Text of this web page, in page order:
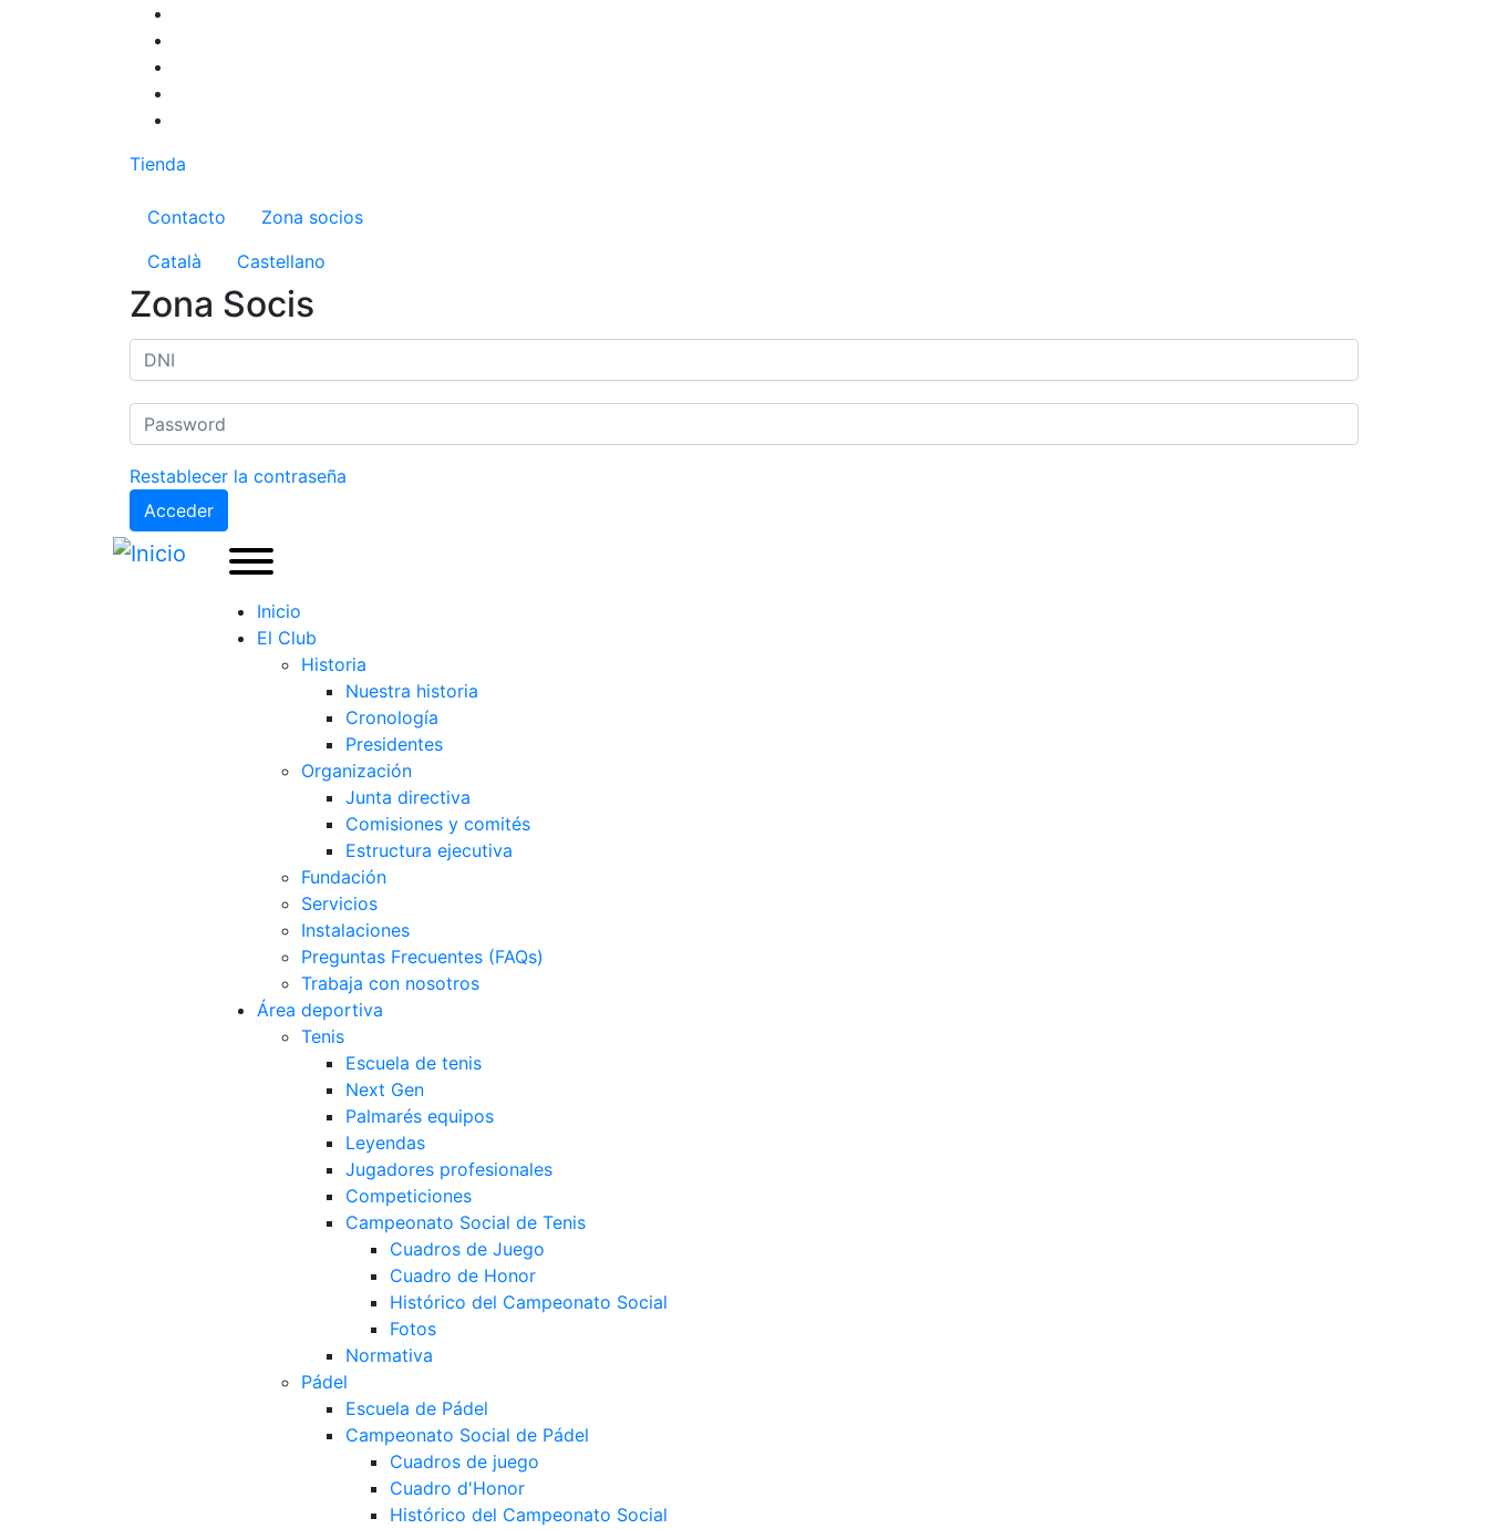
Tienda
Menú del compte d'usuari
Contacto
Zona socios
Català
Castellano
Zona Socis
Restablecer la contraseña
Acceder
Inicio
El Club
Historia
Nuestra historia
Cronología
Presidentes
Organización
Junta directiva
Comisiones y comités
Estructura ejecutiva
Fundación
Servicios
Instalaciones
Preguntas Frecuentes (FAQs)
Trabaja con nosotros
Área deportiva
Tenis
Escuela de tenis
Next Gen
Palmarés equipos
Leyendas
Jugadores profesionales
Competiciones
Campeonato Social de Tenis
Cuadros de Juego
Cuadro de Honor
Histórico del Campeonato Social
Fotos
Normativa
Pádel
Escuela de Pádel
Campeonato Social de Pádel
Cuadros de juego
Cuadro d'Honor
Histórico del Campeonato Social